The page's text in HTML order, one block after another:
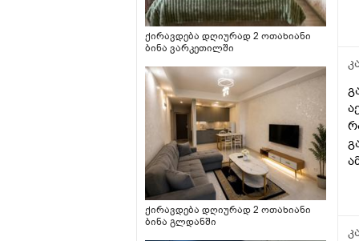
ქირავდება დღიურად 2 ოთახიანი
ბინა ვარკეთილში
ქირავდება დღიურად 2 ოთახიანი
ბინა გლდანში